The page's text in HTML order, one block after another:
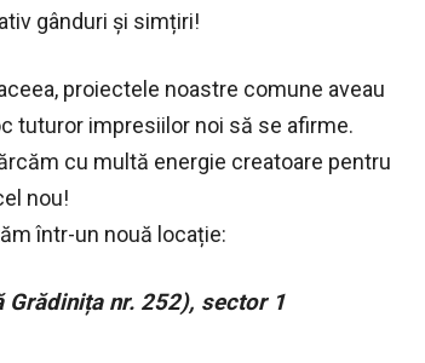
gânduri și simțiri!
proiectele noastre comune aveau
tuturor impresiilor noi să se afirme.
cu multă energie creatoare pentru
nou!
într-un nouă locație:
Grădinița nr. 252), sector 1